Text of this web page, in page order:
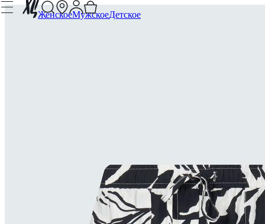
ЖенскоеМужскоеДетское